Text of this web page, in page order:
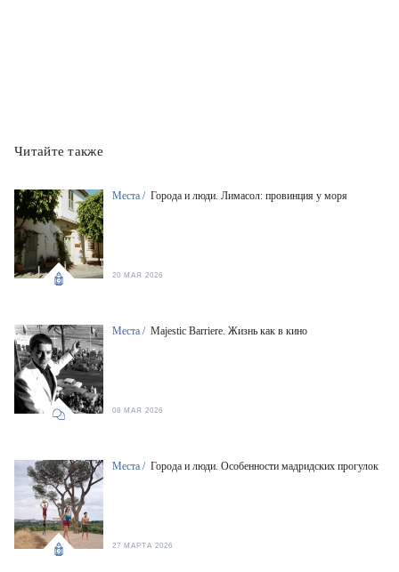
Читайте также
Места / Города и люди. Лимасол: провинция у моря
20 МАЯ 2026
Места / Majestic Barriere. Жизнь как в кино
08 МАЯ 2026
Места / Города и люди. Особенности мадридских прогулок
27 МАРТА 2026